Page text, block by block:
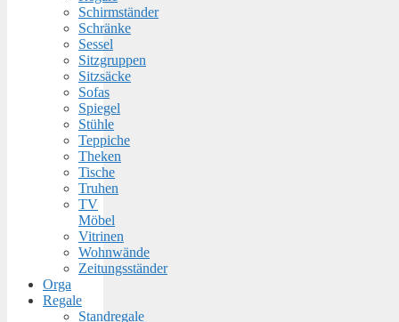
Schirmständer
Schränke
Sessel
Sitzgruppen
Sitzsäcke
Sofas
Spiegel
Stühle
Teppiche
Theken
Tische
Truhen
TV
Möbel
Vitrinen
Wohnwände
Zeitungsständer
Orga
Regale
Standregale